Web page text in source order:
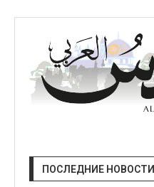
ПОСЛЕДНИЕ НОВОСТИ